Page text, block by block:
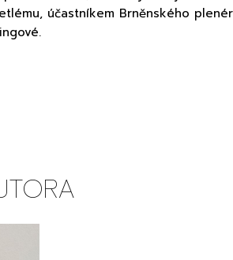
účastníkem Brněnského